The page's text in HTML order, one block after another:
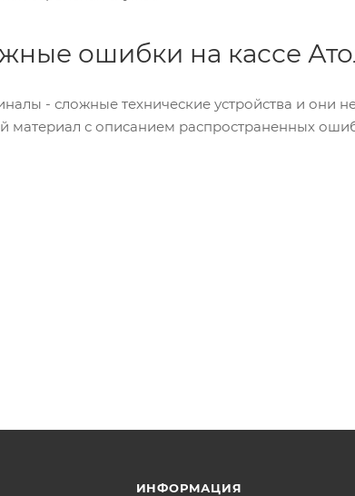
ошибки на кассе
- сложные технические устройства и они
материал с описанием распространенных
ИНФОРМАЦИЯ